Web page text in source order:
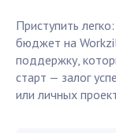
Приступить
бюджет на
поддержку,
старт — залог
или личных